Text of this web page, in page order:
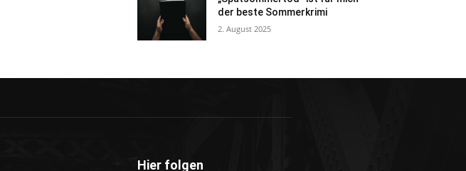
der beste Sommerkrimi
2. August 2025
Hier folgen